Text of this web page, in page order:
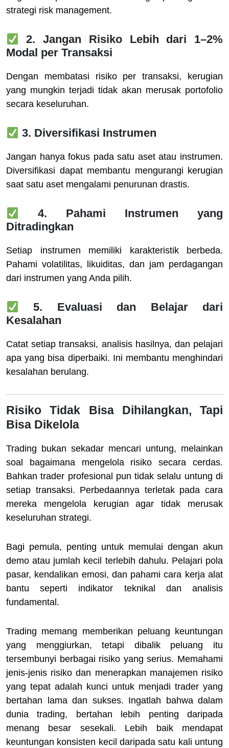
strategi risk management.
2. Jangan Risiko Lebih dari 1–2%
Modal per Transaksi
Dengan membatasi risiko per transaksi, kerugian
yang mungkin terjadi tidak akan merusak portofolio
secara keseluruhan.
3. Diversifikasi Instrumen
Jangan hanya fokus pada satu aset atau instrumen.
Diversifikasi dapat membantu mengurangi kerugian
saat satu aset mengalami penurunan drastis.
4. Pahami Instrumen yang
Ditradingkan
Setiap instrumen memiliki karakteristik berbeda.
Pahami volatilitas, likuiditas, dan jam perdagangan
dari instrumen yang Anda pilih.
5. Evaluasi dan Belajar dari
Kesalahan
Catat setiap transaksi, analisis hasilnya, dan pelajari
apa yang bisa diperbaiki. Ini membantu menghindari
kesalahan berulang.
Risiko Tidak Bisa Dihilangkan, Tapi
Bisa Dikelola
Trading bukan sekadar mencari untung, melainkan
soal bagaimana mengelola risiko secara cerdas.
Bahkan trader profesional pun tidak selalu untung di
setiap transaksi. Perbedaannya terletak pada cara
mereka mengelola kerugian agar tidak merusak
keseluruhan strategi.
Bagi pemula, penting untuk memulai dengan akun
demo atau jumlah kecil terlebih dahulu. Pelajari pola
pasar, kendalikan emosi, dan pahami cara kerja alat
bantu seperti indikator teknikal dan analisis
fundamental.
Trading memang memberikan peluang keuntungan
yang menggiurkan, tetapi dibalik peluang itu
tersembunyi berbagai risiko yang serius. Memahami
jenis-jenis risiko dan menerapkan manajemen risiko
yang tepat adalah kunci untuk menjadi trader yang
bertahan lama dan sukses. Ingatlah bahwa dalam
dunia trading, bertahan lebih penting daripada
menang besar sesekali. Lebih baik mendapat
keuntungan konsisten kecil daripada satu kali untung